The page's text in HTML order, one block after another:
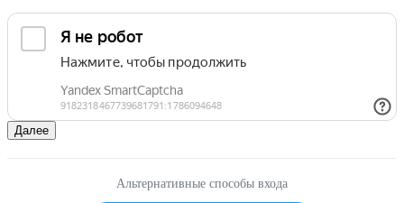
Далее
Альтернативные способы входа